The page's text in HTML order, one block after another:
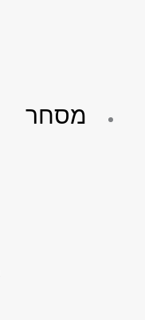
מסחר